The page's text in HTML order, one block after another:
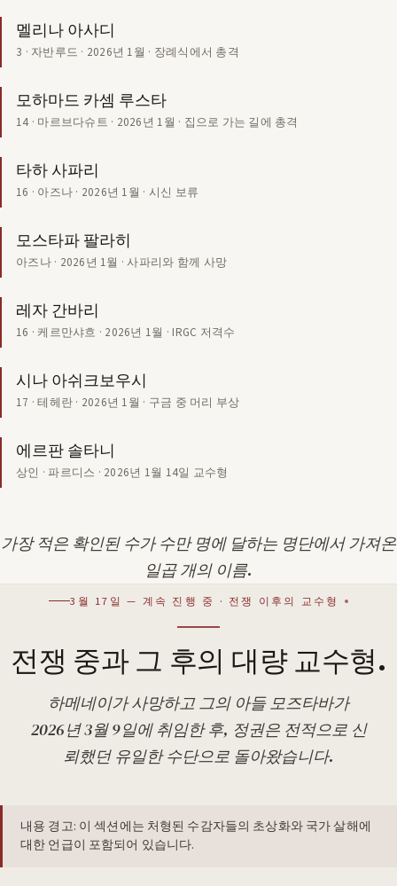
멜리나 아사디
3 · 자반루드 · 2026년 1월 · 장례식에서 총격
모하마드 카셈 루스타
14 · 마르브다슈트 · 2026년 1월 · 집으로 가는 길에 총격
타하 사파리
16 · 아즈나 · 2026년 1월 · 시신 보류
모스타파 팔라히
아즈나 · 2026년 1월 · 사파리와 함께 사망
레자 간바리
16 · 케르만샤흐 · 2026년 1월 · IRGC 저격수
시나 아쉬크보우시
17 · 테헤란 · 2026년 1월 · 구금 중 머리 부상
에르판 솔타니
상인 · 파르디스 · 2026년 1월 14일 교수형
가장 적은 확인된 수가 수만 명에 달하는 명단에서 가져온
일곱 개의 이름.
3월 17일 — 계속 진행 중 · 전쟁 이후의 교수형
전쟁 중과 그 후의 대량 교수형.
하메네이가 사망하고 그의 아들 모즈타바가
2026년 3월 9일에 취임한 후, 정권은 전적으로 신
뢰했던 유일한 수단으로 돌아왔습니다.
내용 경고: 이 섹션에는 처형된 수감자들의 초상화와 국가 살해에
대한 언급이 포함되어 있습니다.